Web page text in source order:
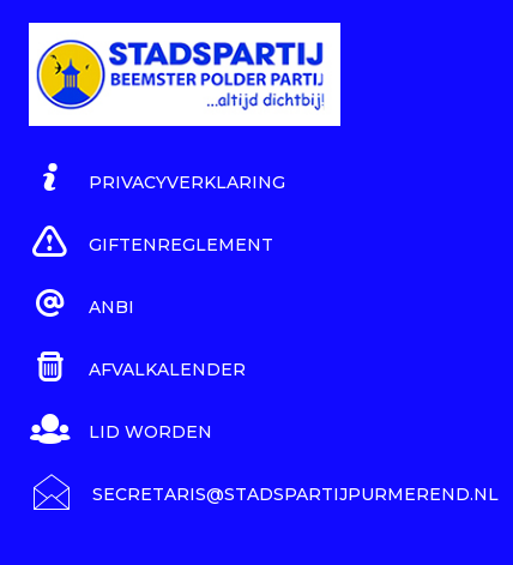
PRIVACYVERKLARING
GIFTENREGLEMENT
ANBI
AFVALKALENDER
LID WORDEN
SECRETARIS@STADSPARTIJPURMEREND.NL